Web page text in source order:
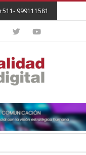
999111581